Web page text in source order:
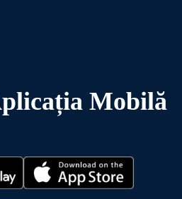
Mobilă